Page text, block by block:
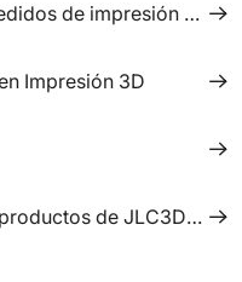
3D a todo color
Impresión 3D
de JLC3DP y JLCPCB